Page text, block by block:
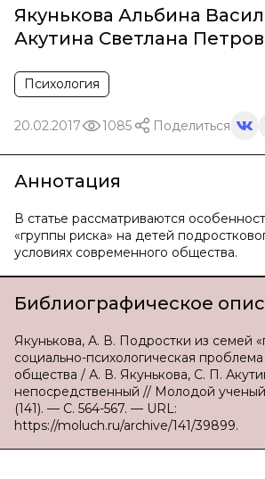
Якунькова Альбина
Акутина Светлана
Психология
20.02.2017 1085 Поделиться
Аннотация
В статье рассматриваются
«группы риска» на детей
условиях современного общества.
Библиографическое
Якунькова, А. В. Подростки из семей
социально-психологическая
общества / А. В. Якунькова, С. П.
непосредственный // Молодой
(141). — С. 564-567. — URL:
https://moluch.ru/archive/141/39899.